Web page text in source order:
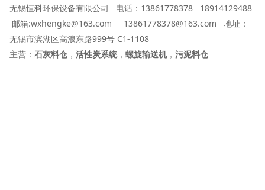
无锡恒科环保设备有限公司 电话：13861778378 18914129488
邮箱:wxhengke@163.com 13861778378@163.com 地址：
无锡市滨湖区高浪东路999号 C1-1108
主营： 石灰料仓， 活性炭系统， 螺旋输送机， 污泥料仓